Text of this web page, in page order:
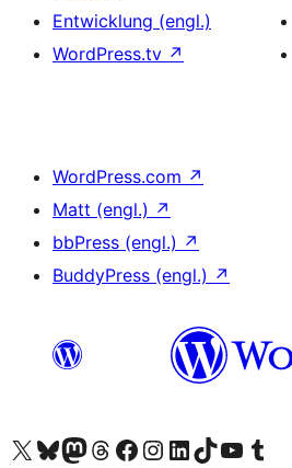
Entwicklung (engl.)
WordPress.tv ↗
WordPress.com ↗
Matt (engl.) ↗
bbPress (engl.) ↗
BuddyPress (engl.) ↗
Unser X-Konto (früher Twitter) besuchen
Unser Bluesky-Konto besuchen
Unser Mastodon-Konto besuchen
Unser Threads-Konto besuchen
Unsere Facebook-Seite besuchen
Unser Instagram-Konto besuchen
Unser LinkedIn-Konto besuchen
Unser TikTok-Konto
Unseren YouTube-
Unser